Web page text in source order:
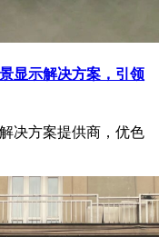
显示解决方案，引领
决方案提供商，优色